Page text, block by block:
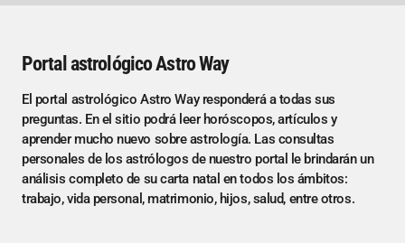
Portal astrológico Astro Way
El portal astrológico Astro Way responderá a todas sus
preguntas. En el sitio podrá leer horóscopos, artículos y
aprender mucho nuevo sobre astrología. Las consultas
personales de los astrólogos de nuestro portal le brindarán un
análisis completo de su carta natal en todos los ámbitos:
trabajo, vida personal, matrimonio, hijos, salud, entre otros.